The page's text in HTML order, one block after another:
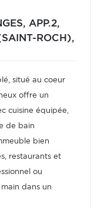
APP.2,
ROCH),
situé au coeur
offre un
cuisine équipée,
de bain
bien
restaurants et
ou
dans un